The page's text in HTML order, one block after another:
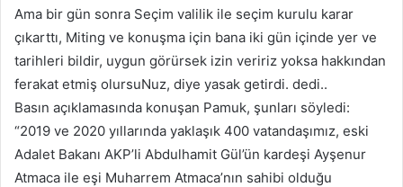
Ama bir gün sonra Seçim valilik ile seçim kurulu karar
çıkarttı, Miting ve konuşma için bana iki gün içinde yer ve
tarihleri bildir, uygun görürsek izin veririz yoksa hakkından
ferakat etmiş olursuNuz, diye yasak getirdi. dedi..
Basın açıklamasında konuşan Pamuk, şunları söyledi:
“2019 ve 2020 yıllarında yaklaşık 400 vatandaşımız, eski
Adalet Bakanı AKP’li Abdulhamit Gül’ün kardeşi Ayşenur
Atmaca ile eşi Muharrem Atmaca’nın sahibi olduğu